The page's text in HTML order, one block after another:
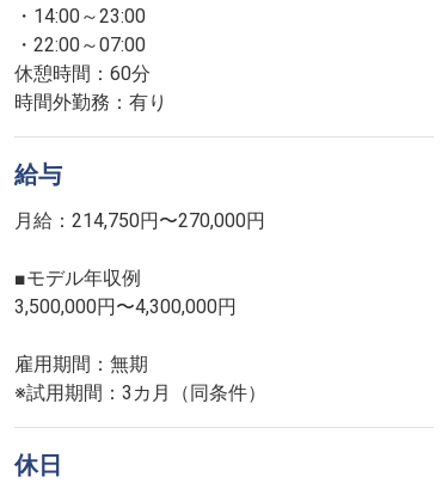
・14:00～23:00
・22:00～07:00
休憩時間：60分
時間外勤務：有り
給与
月給：214,750円〜270,000円
■モデル年収例
3,500,000円〜4,300,000円
雇用期間：無期
※試用期間：3カ月（同条件）
休日